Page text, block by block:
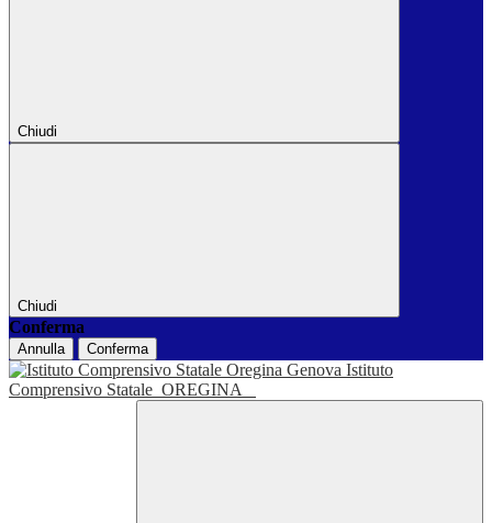
Chiudi
Chiudi
Conferma
Annulla Conferma
Istituto
Comprensivo Statale OREGINA